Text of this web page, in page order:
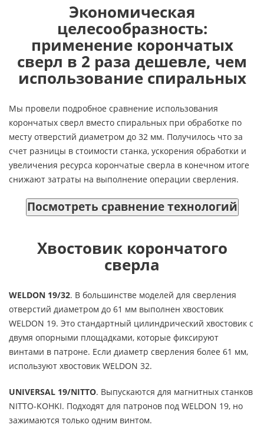
Экономическая
целесообразность:
применение корончатых
сверл в 2 раза дешевле, чем
использование спиральных
Мы провели подробное сравнение использования
корончатых сверл вместо спиральных при обработке по
месту отверстий диаметром до 32 мм. Получилось что за
счет разницы в стоимости станка, ускорения обработки и
увеличения ресурса корончатые сверла в конечном итоге
снижают затраты на выполнение операции сверления.
Посмотреть сравнение технологий
Хвостовик корончатого
сверла
WELDON 19/32. В большинстве моделей для сверления
отверстий диаметром до 61 мм выполнен хвостовик
WELDON 19. Это стандартный цилиндрический хвостовик с
двумя опорными площадками, которые фиксируют
винтами в патроне. Если диаметр сверления более 61 мм,
используют хвостовик WELDON 32.
UNIVERSAL 19/NITTO. Выпускаются для магнитных станков
NITTO-KOHKI. Подходят для патронов под WELDON 19, но
зажимаются только одним винтом.